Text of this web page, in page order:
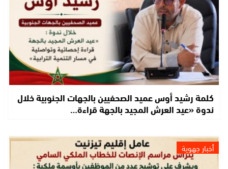
كلمة رشيد أوس عميد الصحفيين بالجهات الجنوبية خلال
ندوة «عيد العرش المجيد بالجهة قراءة…
أخبار جهوية